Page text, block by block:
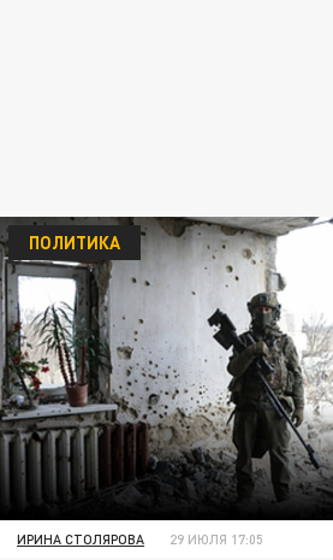
ПОЛИТИКА
ИРИНА СТОЛЯРОВА 29 ИЮЛЯ 17:05